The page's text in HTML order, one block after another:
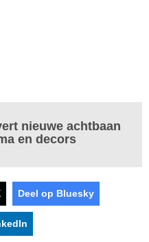
nieuwe achtbaan
en decors
Deel op Bluesky